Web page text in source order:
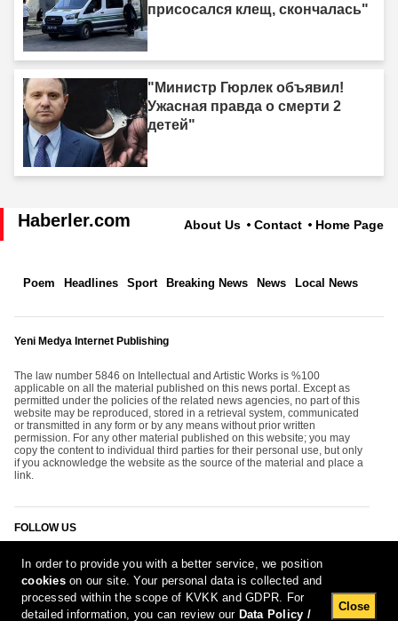
присосался клещ, скончалась"
"Министр Гюрлек объявил!
Ужасная правда о смерти 2
детей"
Haberler.com About Us Contact Home Page
Poem Headlines Sport Breaking News News Local News
Yeni Medya Internet Publishing
The law number 5846 on Intellectual and Artistic Works is %100
applicable on all the material published on this news portal. Except as
permitted under the policies of the related news agencies, no part of this
website may be reproduced, stored in a retrieval system, communicated
or transmitted in any form or by any means without prior written
permission. For any other material published on this website; you may
copy the content to individual third parties for their personal use, but only
if you acknowledge the website as the source of the material and place a
link.
FOLLOW US
In order to provide you with a better service, we position
cookieson our site. Your personal data is collected and
processed within the scope of KVKK and GDPR. For
detailed information, you can review our Data Policy /
Close